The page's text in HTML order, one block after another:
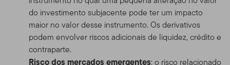
do investimento subjacente pode ter um impacto
maior no valor desse instrumento. Os derivativos
podem envolver riscos adicionais de liquidez, crédito e
contraparte.
Risco dos mercados emergentes: o risco relacionado